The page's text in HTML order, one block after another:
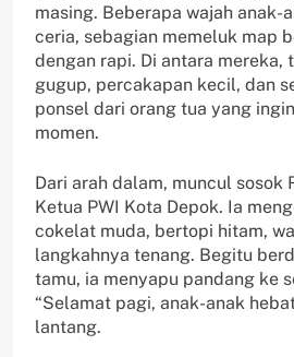
masing. Beberapa wajah anak-
ceria, sebagian memeluk map
dengan rapi. Di antara mereka,
gugup, percakapan kecil, dan
ponsel dari orang tua yang
momen.
Dari arah dalam, muncul sosok
Ketua PWI Kota Depok. Ia
cokelat muda, bertopi hitam,
langkahnya tenang. Begitu
tamu, ia menyapu pandang ke
“Selamat pagi, anak-anak
lantang.